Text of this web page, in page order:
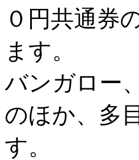
０円共通券
ます。
バンガロー
のほか、多
す。